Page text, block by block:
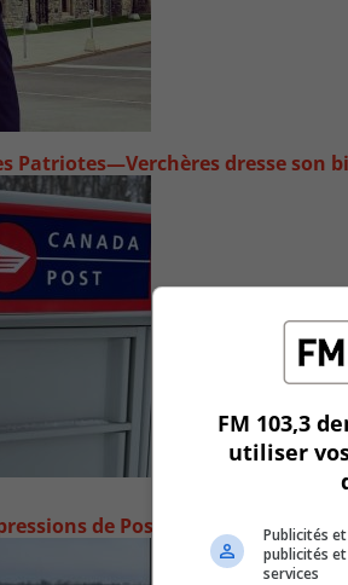
Patriotes—Verchères dresse son
de Postes Canada
FM 103,3
utiliser
Publicités
publicités
services